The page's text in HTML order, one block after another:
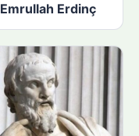
Emrullah Erdinç